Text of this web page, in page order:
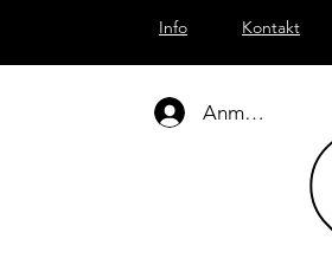
Info Kontakt
Anmelden